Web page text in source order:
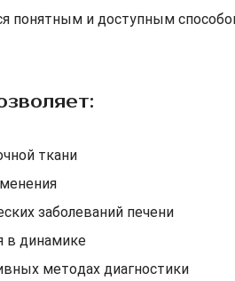
понятным и доступным
ткани
заболеваний печени
в динамике
методах диагностики